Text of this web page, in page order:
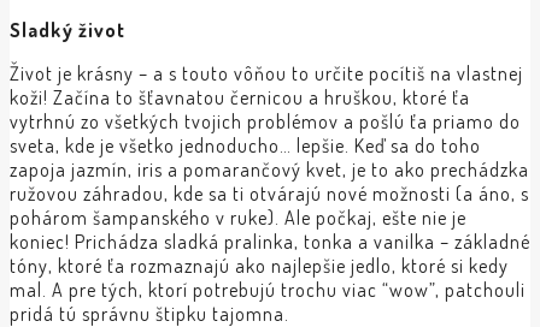
Sladký život
Život je krásny – a s touto vôňou to určite pocítiš na vlastnej
koži! Začína to šťavnatou černicou a hruškou, ktoré ťa
vytrhnú zo všetkých tvojich problémov a pošlú ťa priamo do
sveta, kde je všetko jednoducho… lepšie. Keď sa do toho
zapoja jazmín, iris a pomarančový kvet, je to ako prechádzka
ružovou záhradou, kde sa ti otvárajú nové možnosti (a áno, s
pohárom šampanského v ruke). Ale počkaj, ešte nie je
koniec! Prichádza sladká pralinka, tonka a vanilka – základné
tóny, ktoré ťa rozmaznajú ako najlepšie jedlo, ktoré si kedy
mal. A pre tých, ktorí potrebujú trochu viac “wow”, patchouli
pridá tú správnu štipku tajomna.